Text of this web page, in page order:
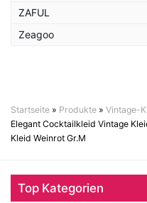
ZAFUL
Zeagoo
Startseite » Produkte » Vintage-
Elegant Cocktailkleid Vintage
Kleid Weinrot Gr.M
Top Kategorien